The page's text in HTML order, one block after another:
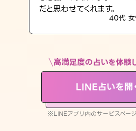
LINE占いを開く
※LINEアプリ内のサービスページへ遷移します
だと思わせてくれます。
40代
高満足度の占いを体験
LINE占いを開
※LINEアプリ内のサービスペー